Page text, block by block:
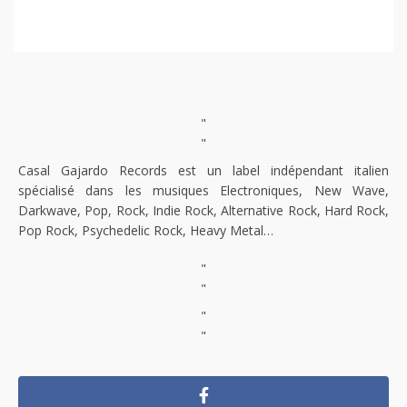
"
"
Casal Gajardo Records est un label indépendant italien
spécialisé dans les musiques Electroniques, New Wave,
Darkwave, Pop, Rock, Indie Rock, Alternative Rock, Hard Rock,
Pop Rock, Psychedelic Rock, Heavy Metal…
"
"
"
"